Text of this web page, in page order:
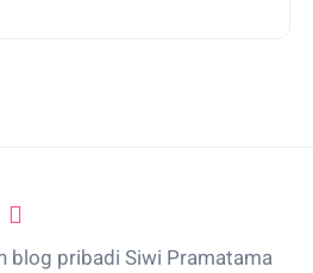
blog pribadi Siwi Pramatama